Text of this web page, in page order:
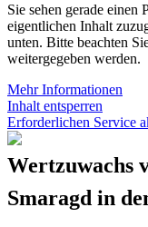
Sie sehen gerade einen
eigentlichen Inhalt
unten. Bitte beachten
weitergegeben werden.
Mehr Informationen
Inhalt entsperren
Erforderlichen Service
Wertzuwachs
Smaragd in